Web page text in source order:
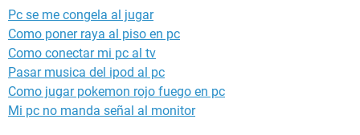
Pc se me congela al jugar
Como poner raya al piso en pc
Como conectar mi pc al tv
Pasar musica del ipod al pc
Como jugar pokemon rojo fuego en pc
Mi pc no manda señal al monitor